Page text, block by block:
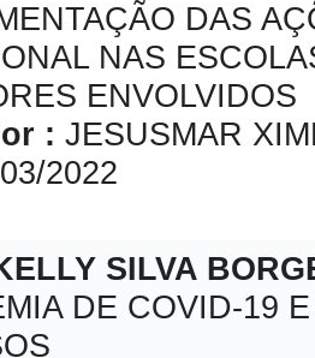
DAS
NAS
ENVOLVIDOS
: JESUSMAR
2022
SILVA
DE COVID-19